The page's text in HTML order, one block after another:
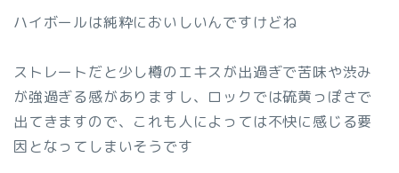
ハイボールは純粋においしいんですけどね
ストレートだと少し樽のエキスが出過ぎで苦味や渋み
が強過ぎる感がありますし、ロックでは硫黄っぽさで
出てきますので、これも人によっては不快に感じる要
因となってしまいそうです